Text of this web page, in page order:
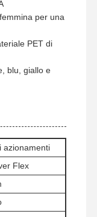
per una
PET di
blu, giallo e
azionamenti
Flex